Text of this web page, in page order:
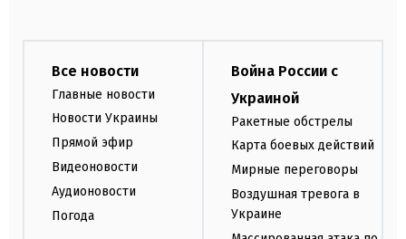
Все новости
Главные новости
Новости Украины
Прямой эфир
Видеоновости
Аудионовости
Погода
Война России с
Украиной
Ракетные обстрелы
Карта боевых действий
Мирные переговоры
Воздушная тревога в
Украине